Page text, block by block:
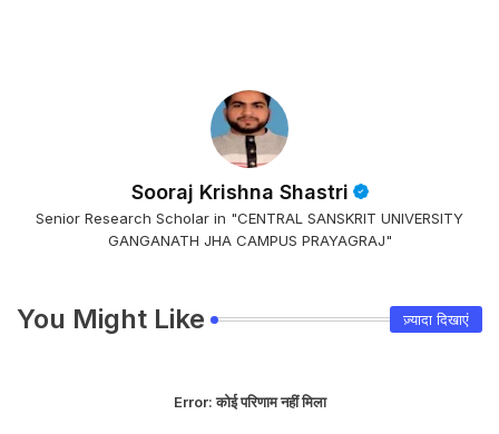
Sooraj Krishna Shastri
Senior Research Scholar in "CENTRAL SANSKRIT UNIVERSITY
GANGANATH JHA CAMPUS PRAYAGRAJ"
You Might Like ज़्यादा दिखाएं
Error:कोई परिणाम नहीं मिला